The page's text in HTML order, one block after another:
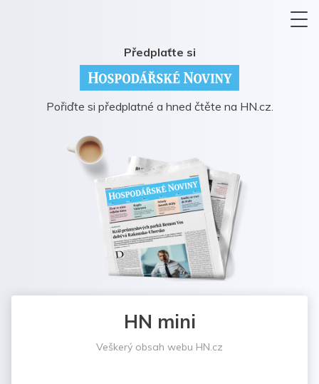
Předplaťte si
Pořiďte si předplatné a hned čtěte na HN.cz.
HN mini
Veškerý obsah webu HN.cz